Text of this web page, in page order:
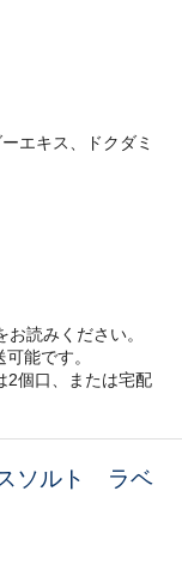
エキス、ドクダミ
お読みください。
能です。
2個口、または宅配
ソルト ラベ